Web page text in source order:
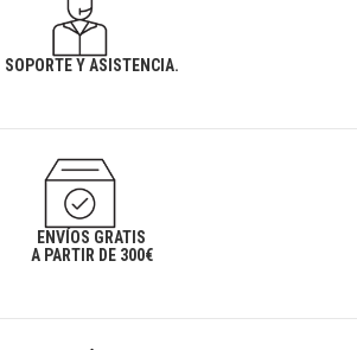
SOPORTE Y ASISTENCIA.
ENVÍOS GRATIS
A PARTIR DE 300€